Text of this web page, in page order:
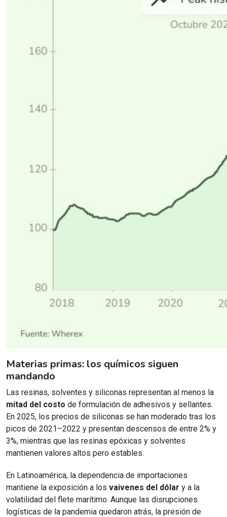
Materias primas: los químicos siguen
mandando
Las resinas, solventes y siliconas representan al menos la
mitad del costo de formulación de adhesivos y sellantes.
En 2025, los precios de siliconas se han moderado tras los
picos de 2021–2022 y presentan descensos de entre 2% y
3%, mientras que las resinas epóxicas y solventes
mantienen valores altos pero estables.
En Latinoamérica, la dependencia de importaciones
mantiene la exposición a los vaivenes del dólar y a la
volatilidad del flete marítimo. Aunque las disrupciones
logísticas de la pandemia quedaron atrás, la presión de